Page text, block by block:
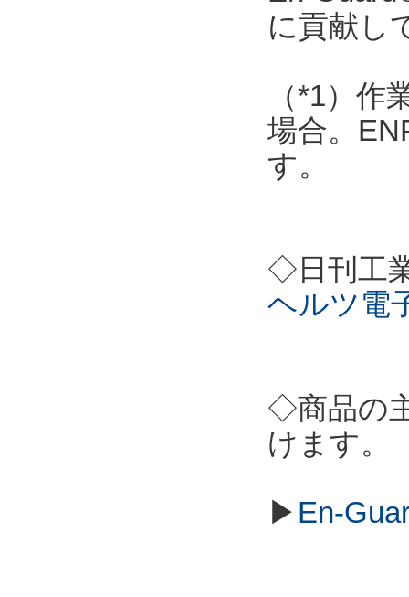
に貢献し
（*1）
場合。
す。
◇日刊工
ヘルツ電
◇商品の
けます。
▶ En-